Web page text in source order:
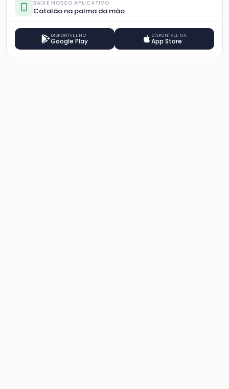
BAIXE NOSSO APLICATIVO
Catalão na palma da mão
DISPONÍVEL NO
Google Play
DISPONÍVEL NA
App Store